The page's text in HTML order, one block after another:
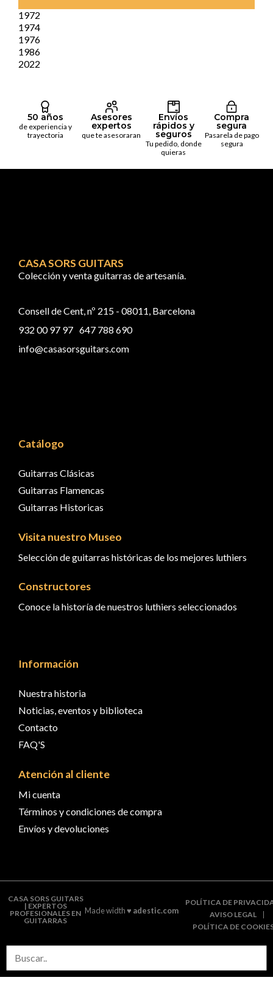
1972
1974
1976
1986
2022
50 años
de experiencia y
trayectoria
Asesores
expertos
que te asesoraran
Envíos
rápidos y
seguros
Tu pedido, donde
quieras
Compra
segura
Pasarela de pago
segura
CASA SORS GUITARS
Colección y venta guitarras de artesanía.
Consell de Cent, nº 215 - 08011, Barcelona
932 00 97 97 647 788 690
info@casasorsguitars.com
Catálogo
Guitarras Clásicas
Guitarras Flamencas
Guitarras Historicas
Visita nuestro Museo
Selección de guitarras históricas de los mejores luthiers
Constructores
Conoce la historía de nuestros luthiers seleccionados
Información
Nuestra historia
Noticias, eventos y biblioteca
Contacto
FAQ'S
Atención al cliente
Mi cuenta
Términos y condiciones de compra
Envíos y devoluciones
CASA SORS GUITARS
| EXPERTOS
PROFESIONALES EN
GUITARRAS
Made width ♥ adestic.com
POLÍTICA DE
AVISO LEGAL
POLÍTICA DE